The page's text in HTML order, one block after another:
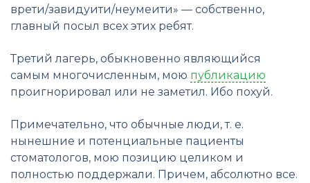
врети/завидуити/неумеити» — собственно,
главный посыл всех этих ребят.
Третий лагерь, обыкновенно являющийся
самым многочисленным, мою публикацию
проигнорировал или не заметил. Ибо похуй.
Примечательно, что обычные люди, т. е.
нынешние и потенциальные пациенты
стоматологов, мою позицию целиком и
полностью поддержали. Причем, абсолютно все.